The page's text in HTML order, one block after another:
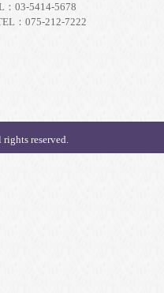
03-5414-5678
：075-212-7222
reserved.